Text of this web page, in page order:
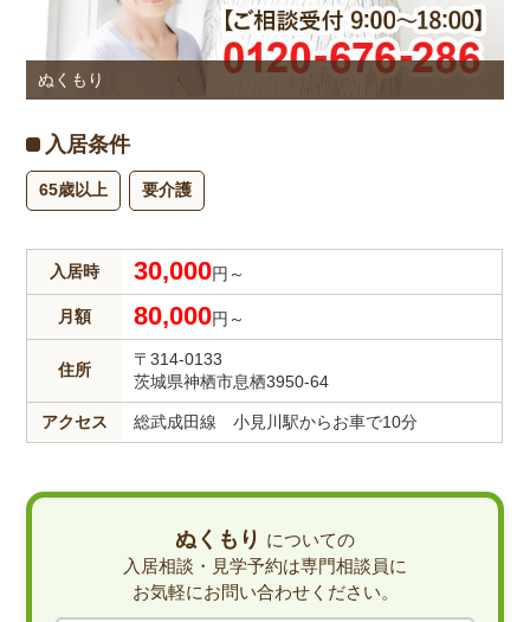
ぬくもり
入居条件
65歳以上 要介護
入居時 30,000円～
月額 80,000円～
住所
〒314-0133
茨城県神栖市息栖3950-64
アクセス 総武成田線 小見川駅からお車で10分
ぬくもり についての
入居相談・見学予約は専門相談員に
お気軽にお問い合わせください。